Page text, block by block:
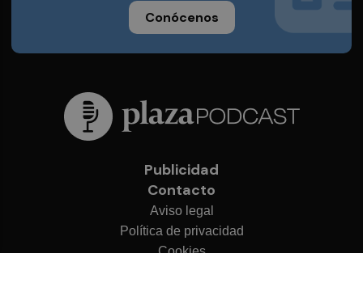
Conócenos
Publicidad
Contacto
Aviso legal
Política de privacidad
Cookies